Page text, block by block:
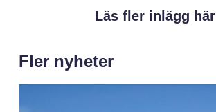
Läs fler inlägg här
Fler nyheter